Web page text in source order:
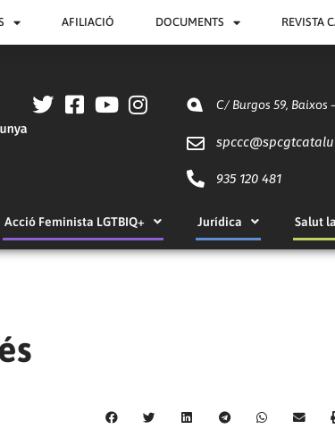
AFILIACIÓ DOCUMENTS REVISTA
C/ Burgos 59, Baixos
spccc@
935 120 481
Acció Feminista LGTBIQ+ Jurídica Salut